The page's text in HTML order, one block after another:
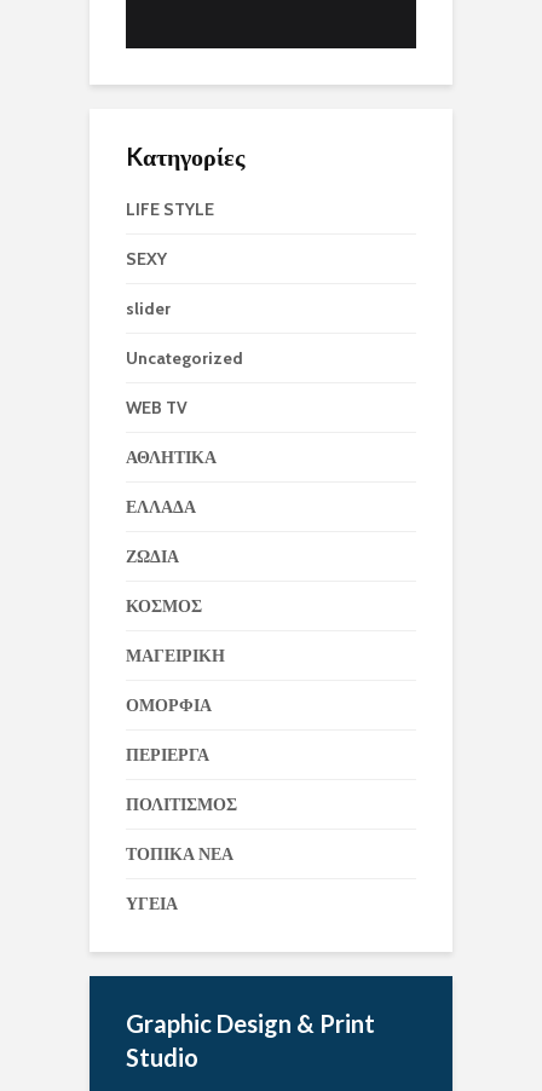
Kατηγορίες
LIFE STYLE
SEXY
slider
Uncategorized
WEB TV
ΑΘΛΗΤΙΚΑ
ΕΛΛΑΔΑ
ΖΩΔΙΑ
ΚΟΣΜΟΣ
ΜΑΓΕΙΡΙΚΗ
ΟΜΟΡΦΙΑ
ΠΕΡΙΕΡΓΑ
ΠΟΛΙΤΙΣΜΟΣ
ΤΟΠΙΚΑ ΝΕΑ
ΥΓΕΙΑ
Graphic Design & Print
Studio